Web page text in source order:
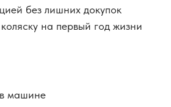
без лишних докупок
на первый год жизни
машине